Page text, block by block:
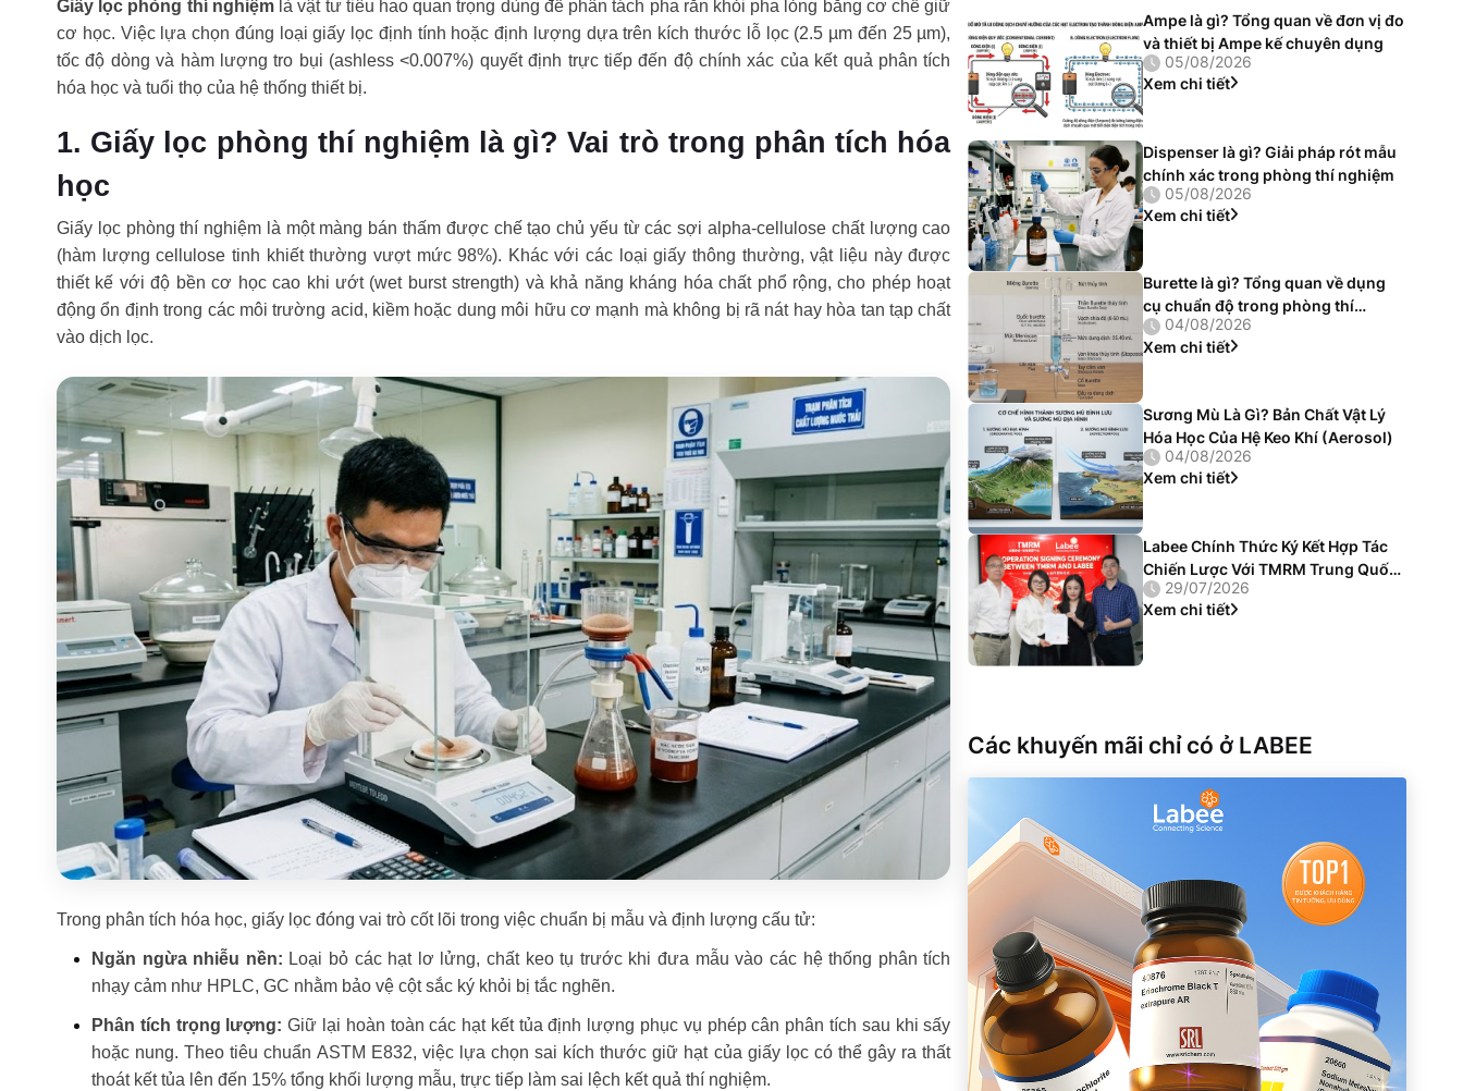
Giấy lọc phòng thí nghiệmlà vật tư tiêu hao quan trọng dùng để phân tách pha rắn khỏi pha lỏng bằng cơ chế giữ
cơ học. Việc lựa chọn đúng loại giấy lọc định tính hoặc định lượng dựa trên kích thước lỗ lọc (2.5 µm đến 25 µm),
tốc độ dòng và hàm lượng tro bụi (ashless <0.007%) quyết định trực tiếp đến độ chính xác của kết quả phân tích
hóa học và tuổi thọ của hệ thống thiết bị.
1. Giấy lọc phòng thí nghiệm là gì? Vai trò trong phân tích hóa
học
Giấy lọc phòng thí nghiệm là một màng bán thấm được chế tạo chủ yếu từ các sợi alpha-cellulose chất lượng cao
(hàm lượng cellulose tinh khiết thường vượt mức 98%). Khác với các loại giấy thông thường, vật liệu này được
thiết kế với độ bền cơ học cao khi ướt (wet burst strength) và khả năng kháng hóa chất phổ rộng, cho phép hoạt
động ổn định trong các môi trường acid, kiềm hoặc dung môi hữu cơ mạnh mà không bị rã nát hay hòa tan tạp chất
vào dịch lọc.
Trong phân tích hóa học, giấy lọc đóng vai trò cốt lõi trong việc chuẩn bị mẫu và định lượng cấu tử:
Ngăn ngừa nhiễu nền: Loại bỏ các hạt lơ lửng, chất keo tụ trước khi đưa mẫu vào các hệ thống phân tích
nhạy cảm như HPLC, GC nhằm bảo vệ cột sắc ký khỏi bị tắc nghẽn.
Phân tích trọng lượng: Giữ lại hoàn toàn các hạt kết tủa định lượng phục vụ phép cân phân tích sau khi sấy
hoặc nung. Theo tiêu chuẩn ASTM E832, việc lựa chọn sai kích thước giữ hạt của giấy lọc có thể gây ra thất
thoát kết tủa lên đến 15% tổng khối lượng mẫu, trực tiếp làm sai lệch kết quả thí nghiệm.
Ampe là gì? Tổng quan về đơn vị đo
và thiết bị Ampe kế chuyên dụng
05/08/2026
Xem chi tiết
Dispenser là gì? Giải pháp rót mẫu
chính xác trong phòng thí nghiệm
05/08/2026
Xem chi tiết
Burette là gì? Tổng quan về dụng
cụ chuẩn độ trong phòng thí
nghiệm
04/08/2026
Xem chi tiết
Sương Mù Là Gì? Bản Chất Vật Lý
Hóa Học Của Hệ Keo Khí (Aerosol)
04/08/2026
Xem chi tiết
Labee Chính Thức Ký Kết Hợp Tác
Chiến Lược Với TMRM Trung Quốc:
Cung Cấp Giải Pháp Vật Liệu Chuẩn
Chuyên Ngành
29/07/2026
Xem chi tiết
Các khuyến mãi chỉ có ở LABEE